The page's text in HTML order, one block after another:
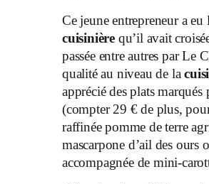
Ce jeune entrepreneur a
cuisinière qu’il avait
passée entre autres par Le
qualité au niveau de la
apprécié des plats
(compter 29 € de plus,
raffinée pomme de terre
mascarpone d’ail des ours
accompagnée de mini-